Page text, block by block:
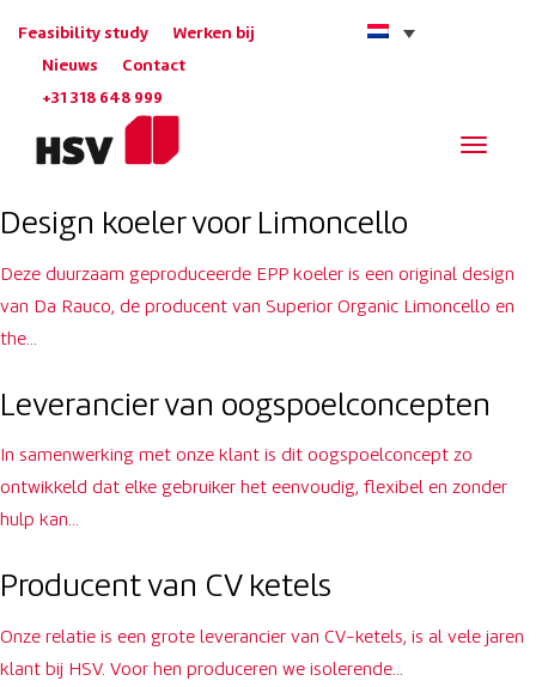
Feasibility study Werken bij
Nieuws Contact
+31 318 648 999
Design koeler voor Limoncello
Deze duurzaam geproduceerde EPP koeler is een original design
van Da Rauco, de producent van Superior Organic Limoncello en
the…
Leverancier van oogspoelconcepten
In samenwerking met onze klant is dit oogspoelconcept zo
ontwikkeld dat elke gebruiker het eenvoudig, flexibel en zonder
hulp kan…
Producent van CV ketels
Onze relatie is een grote leverancier van CV-ketels, is al vele jaren
klant bij HSV. Voor hen produceren we isolerende…